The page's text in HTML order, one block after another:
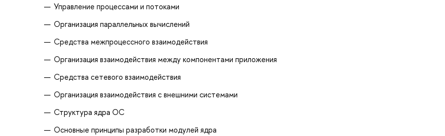
Управление процессами и потоками
Организация параллельных вычислений
Средства межпроцессного взаимодействия
Организация взаимодействия между компонентами приложения
Средства сетевого взаимодействия
Организация взаимодействия с внешними системами
Структура ядра ОС
Основные принципы разработки модулей ядра